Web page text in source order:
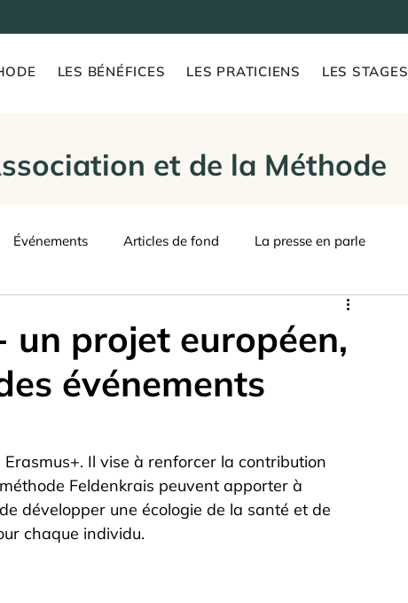
LES BÉNÉFICES LES PRATICIENS LES STAGES
et de la Méthode
Événements Articles de fond La presse en parle
un projet européen,
événements
Il vise à renforcer la contribution
Feldenkrais peuvent apporter à
développer une écologie de la santé et de
chaque individu.